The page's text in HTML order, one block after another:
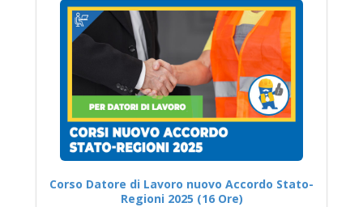
Corso Datore di Lavoro nuovo Accordo Stato-
Regioni 2025 (16 Ore)